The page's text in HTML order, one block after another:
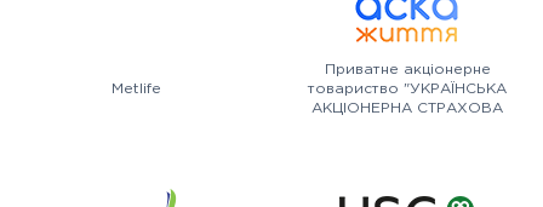
Metlife
Приватне акціонерне
товариство "УКРАЇНСЬКА
АКЦІОНЕРНА СТРАХОВА